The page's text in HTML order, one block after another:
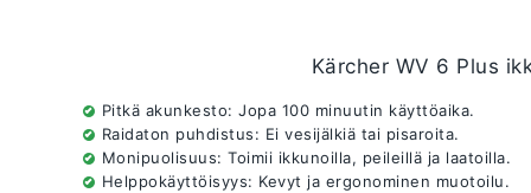
Kärcher WV 6 Plus
Pitkä akunkesto: Jopa 100 minuutin käyttöaika.
Raidaton puhdistus: Ei vesijälkiä tai pisaroita.
Monipuolisuus: Toimii ikkunoilla, peileillä ja laatoilla.
Helppokäyttöisyys: Kevyt ja ergonominen muotoilu.